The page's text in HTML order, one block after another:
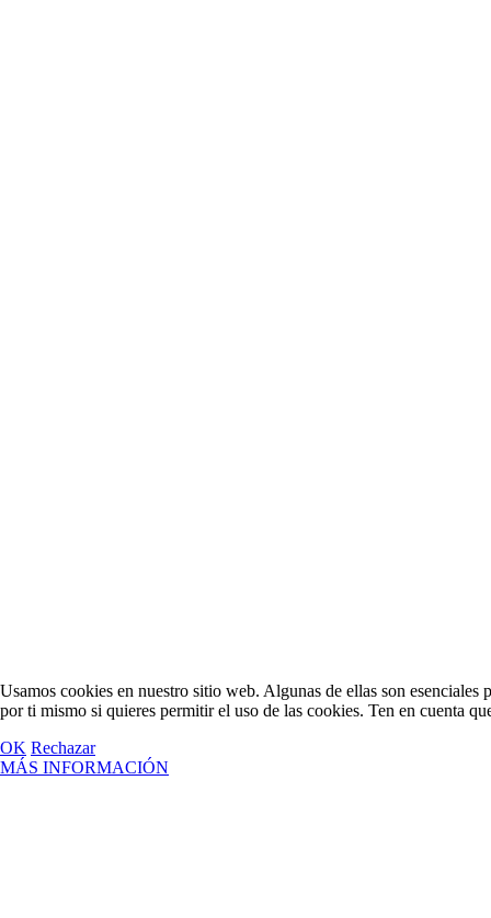
Usamos cookies en nuestro sitio web. Algunas de ellas son
por ti mismo si quieres permitir el uso de las cookies. Ten en cuenta
OK Rechazar
MÁS INFORMACIÓN